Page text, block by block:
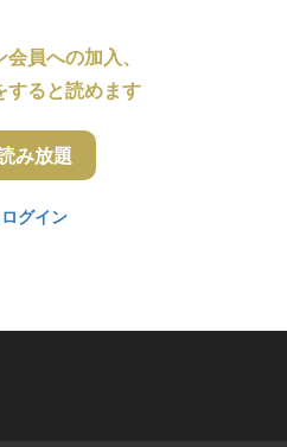
員への加入、
すると読めます
み放題
グイン